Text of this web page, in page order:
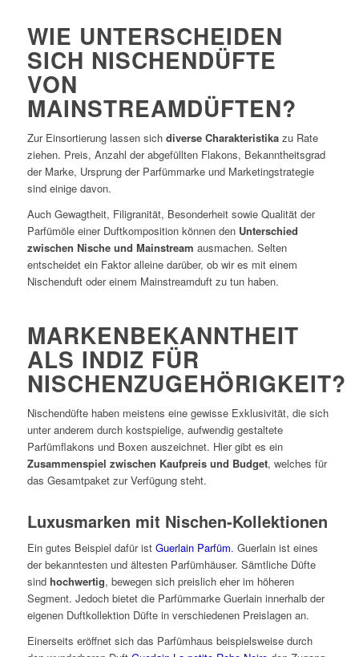
WIE UNTERSCHEIDEN
SICH NISCHENDÜFTE
VON
MAINSTREAMDÜFTEN?
Zur Einsortierung lassen sich diverse Charakteristikazu Rate
ziehen. Preis, Anzahl der abgefüllten Flakons, Bekanntheitsgrad
der Marke, Ursprung der Parfümmarke und Marketingstrategie
sind einige davon.
Auch Gewagtheit, Filigranität, Besonderheit sowie Qualität der
Parfümöle einer Duftkomposition können den Unterschied
zwischen Nische und Mainstream ausmachen. Selten
entscheidet ein Faktor alleine darüber, ob wir es mit einem
Nischenduft oder einem Mainstreamduft zu tun haben.
MARKENBEKANNTHEIT
ALS INDIZ FÜR
NISCHENZUGEHÖRIGKEIT?
Nischendüfte haben meistens eine gewisse Exklusivität, die sich
unter anderem durch kostspielige, aufwendig gestaltete
Parfümflakons und Boxen auszeichnet. Hier gibt es ein
Zusammenspiel zwischen Kaufpreis und Budget, welches für
das Gesamtpaket zur Verfügung steht.
Luxusmarken mit Nischen-Kollektionen
Ein gutes Beispiel dafür ist Guerlain Parfüm. Guerlain ist eines
der bekanntesten und ältesten Parfümhäuser. Sämtliche Düfte
sind hochwertig, bewegen sich preislich eher im höheren
Segment. Jedoch bietet die Parfümmarke Guerlain innerhalb der
eigenen Duftkollektion Düfte in verschiedenen Preislagen an.
Einerseits eröffnet sich das Parfümhaus beispielsweise durch